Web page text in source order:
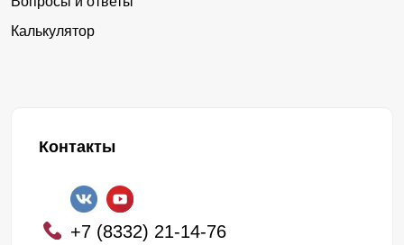
Калькулятор
Контакты
+7 (8332) 21-14-76